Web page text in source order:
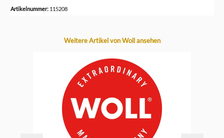
Artikelnummer: 115208
Produktgalerie überspringen
Weitere Artikel von Woll ansehen